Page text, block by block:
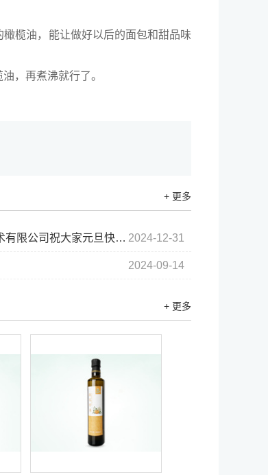
榄油，能让做好以后的面包和甜品味
，再煮沸就行了。
+ 更多
2024-12-31
限公司祝大家元旦快乐...
2024-09-14
+ 更多